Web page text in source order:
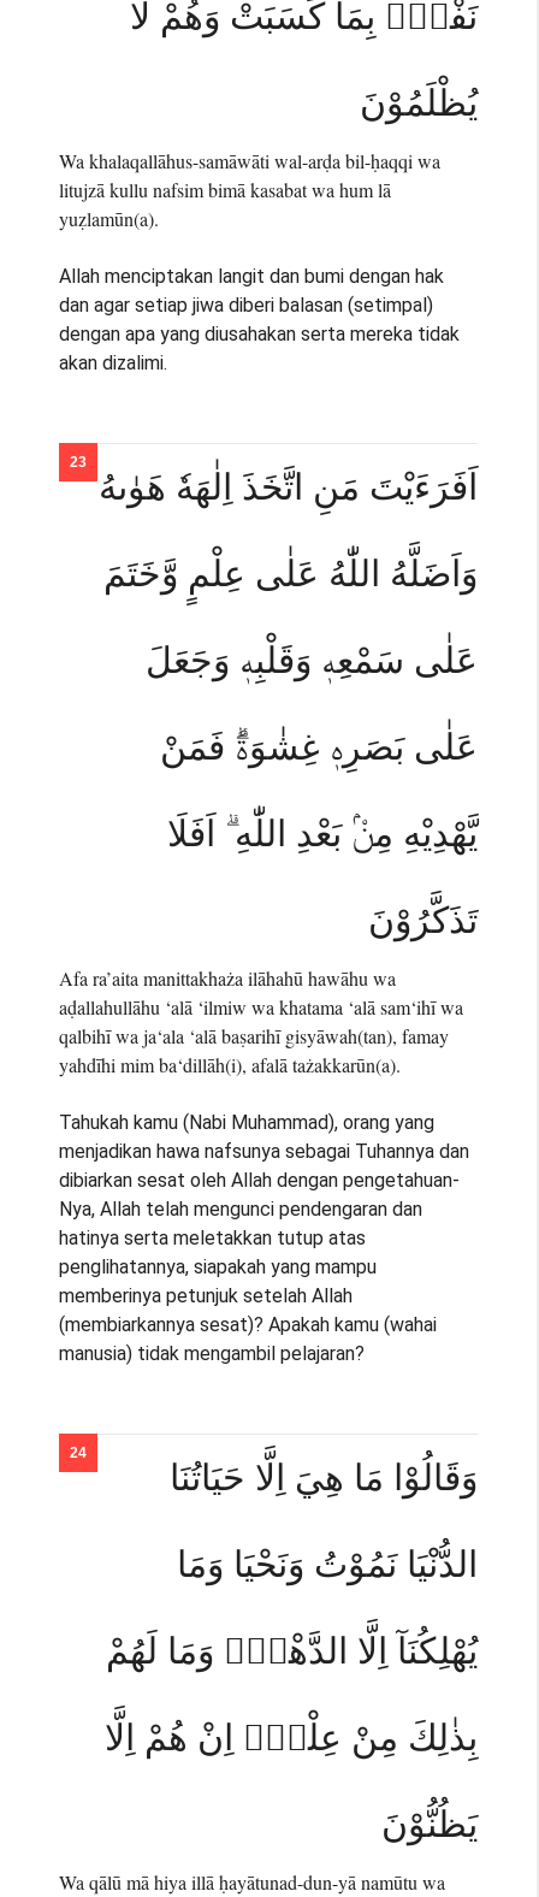
نَفْسٍۢ بِمَا كَسَبَتْ وَهُمْ لَا
يُظْلَمُوْنَ
Wa khalaqallāhus-samāwāti wal-arḍa bil-ḥaqqi wa
litujzā kullu nafsim bimā kasabat wa hum lā
yuẓlamūn(a).
Allah menciptakan langit dan bumi dengan hak
dan agar setiap jiwa diberi balasan (setimpal)
dengan apa yang diusahakan serta mereka tidak
akan dizalimi.
اَفَرَءَيْتَ مَنِ اتَّخَذَ اِلٰهَهٗ هَوٰىهُ
وَاَضَلَّهُ اللّٰهُ عَلٰى عِلْمٍ وَّخَتَمَ
عَلٰى سَمْعِهٖ وَقَلْبِهٖ وَجَعَلَ
عَلٰى بَصَرِهٖ غِشٰوَةًۗ فَمَنْ
يَّهْدِيْهِ مِنْۢ بَعْدِ اللّٰهِ ۗ اَفَلَا
تَذَكَّرُوْنَ
Afa ra’aita manittakhaża ilāhahū hawāhu wa
aḍallahullāhu ‘alā ‘ilmiw wa khatama ‘alā sam‘ihī wa
qalbihī wa ja‘ala ‘alā baṣarihī gisyāwah(tan), famay
yahdīhi mim ba‘dillāh(i), afalā tażakkarūn(a).
Tahukah kamu (Nabi Muhammad), orang yang
menjadikan hawa nafsunya sebagai Tuhannya dan
dibiarkan sesat oleh Allah dengan pengetahuan-
Nya, Allah telah mengunci pendengaran dan
hatinya serta meletakkan tutup atas
penglihatannya, siapakah yang mampu
memberinya petunjuk setelah Allah
(membiarkannya sesat)? Apakah kamu (wahai
manusia) tidak mengambil pelajaran?
وَقَالُوْا مَا هِيَ اِلَّا حَيَاتُنَا
الدُّنْيَا نَمُوْتُ وَنَحْيَا وَمَا
يُهْلِكُنَآ اِلَّا الدَّهْرُۚ وَمَا لَهُمْ
بِذٰلِكَ مِنْ عِلْمٍۚ اِنْ هُمْ اِلَّا
يَظُنُّوْنَ
Wa qālū mā hiya illā ḥayātunad-dun-yā namūtu wa